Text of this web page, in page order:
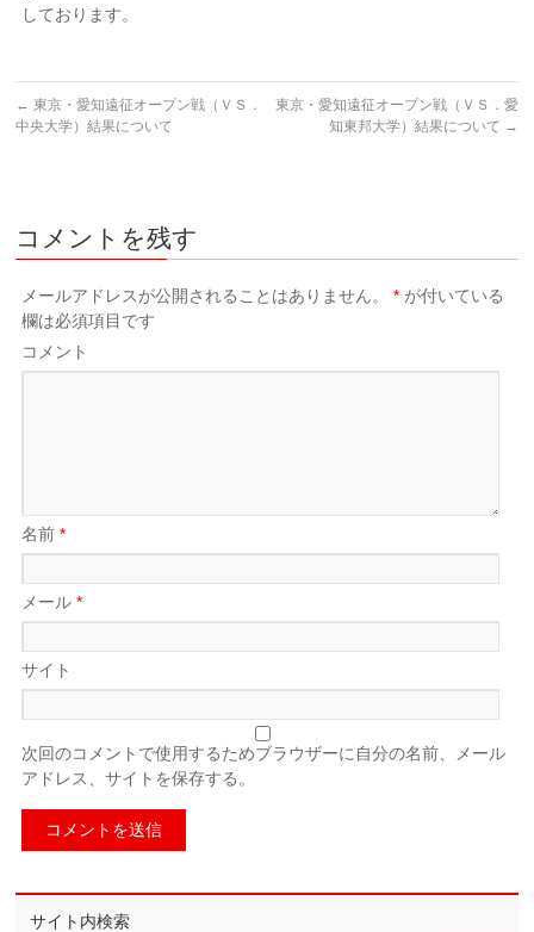
しております。
← 東京・愛知遠征オープン戦（ＶＳ．
中央大学）結果について
東京・愛知遠征オープン戦（ＶＳ．愛
知東邦大学）結果について →
コメントを残す
メールアドレスが公開されることはありません。 * が付いている
欄は必須項目です
コメント
名前*
メール*
サイト
次回のコメントで使用するためブラウザーに自分の名前、メール
アドレス、サイトを保存する。
サイト内検索